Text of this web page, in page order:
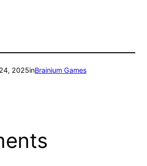
2025inBrainium Games